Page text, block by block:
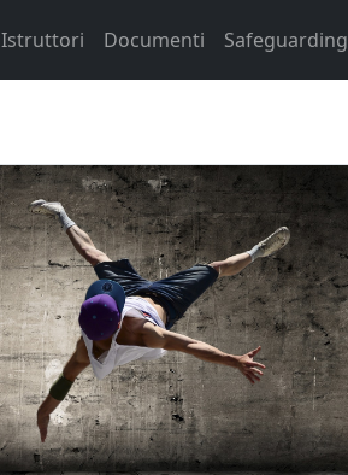
Istruttori Documenti Safeguarding